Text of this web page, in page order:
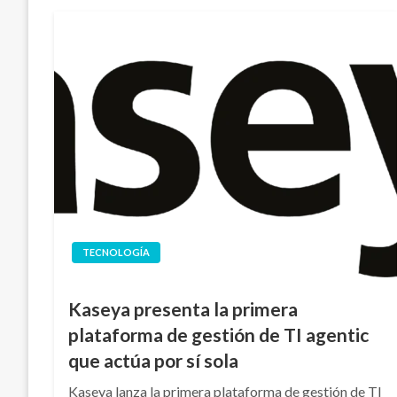
TECNOLOGÍA
Kaseya presenta la primera
plataforma de gestión de TI agentic
que actúa por sí sola
Kaseya lanza la primera plataforma de gestión de TI